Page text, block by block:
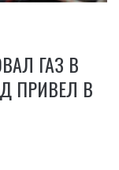
ГАЗ В
ПРИВЕЛ В